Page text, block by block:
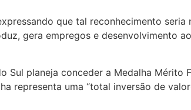
que tal reconhecimento
gera empregos e desenvolvimento
planeja conceder a Medalha Mérito
representa uma “total inversão de